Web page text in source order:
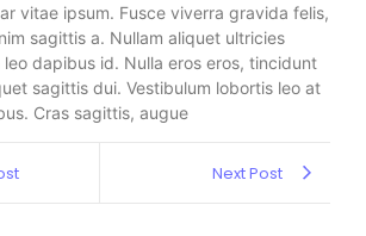
vitae ipsum. Fusce viverra gravida felis,
sagittis a. Nullam aliquet ultricies
dapibus id. Nulla eros eros, tincidunt
sagittis dui. Vestibulum lobortis leo at
Cras sagittis, augue
Next Post